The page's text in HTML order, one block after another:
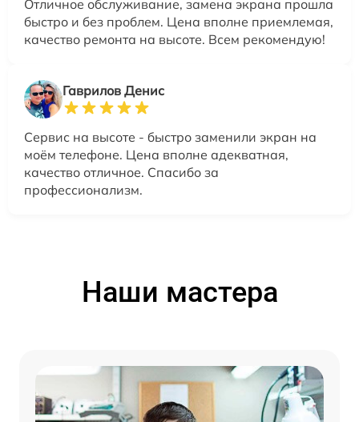
Отличное обслуживание, замена экрана прошла
быстро и без проблем. Цена вполне приемлемая,
качество ремонта на высоте. Всем рекомендую!
Гаврилов Денис
Сервис на высоте - быстро заменили экран на
моём телефоне. Цена вполне адекватная,
качество отличное. Спасибо за
профессионализм.
Наши мастера